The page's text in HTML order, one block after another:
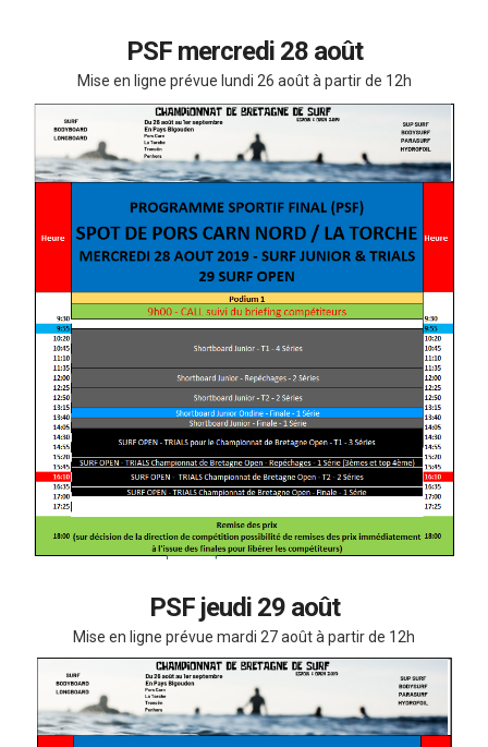
PSF mercredi 28 août
Mise en ligne prévue lundi 26 août à partir de 12h
PSF jeudi 29 août
Mise en ligne prévue mardi 27 août à partir de 12h